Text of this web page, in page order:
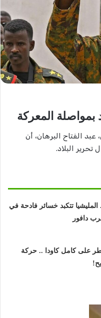
بمواصلة المعركة
عبد الفتاح البرهان، أن
تحرير البلاد.
تتكبد خسائر فادحة في
دافور
على كامل كاودا .. حركة